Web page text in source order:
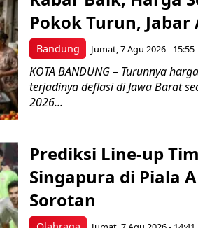
Bandung
Pokok Turun, Jabar
Jumat, 7 Agu 2026 - 15:55
KOTA BANDUNG – Turunnya
terjadinya deflasi di Jawa Barat
2026...
Prediksi Line-up
Singapura di Piala
Sorotan